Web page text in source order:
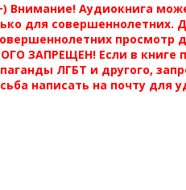
Внимание! Аудиокнига
для совершеннолетних.
просмотр
ЗАПРЕЩЕН! Если в книге
ЛГБТ и другого,
написать на почту для